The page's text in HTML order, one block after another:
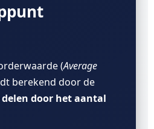
(Average
berekend door de
door het aantal